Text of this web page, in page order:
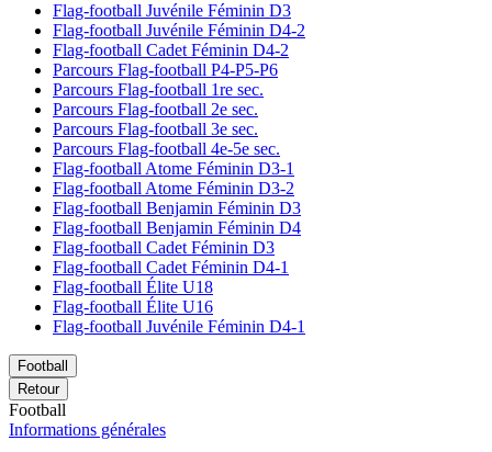
Flag-football Juvénile Féminin D3
Flag-football Juvénile Féminin D4-2
Flag-football Cadet Féminin D4-2
Parcours Flag-football P4-P5-P6
Parcours Flag-football 1re sec.
Parcours Flag-football 2e sec.
Parcours Flag-football 3e sec.
Parcours Flag-football 4e-5e sec.
Flag-football Atome Féminin D3-1
Flag-football Atome Féminin D3-2
Flag-football Benjamin Féminin D3
Flag-football Benjamin Féminin D4
Flag-football Cadet Féminin D3
Flag-football Cadet Féminin D4-1
Flag-football Élite U18
Flag-football Élite U16
Flag-football Juvénile Féminin D4-1
Football
Retour
Football
Informations générales